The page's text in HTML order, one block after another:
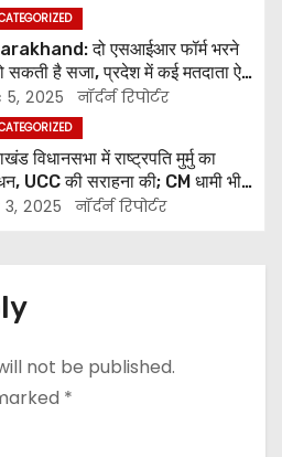
दो एसआईआर फॉर्म भरने
सकती है सजा, प्रदेश में कई मतदाता ऐसे
वोट गांव और शहर दोनों जगह
5, 2025 नॉर्दर्न रिपोर्टर
विधानसभा में राष्ट्रपति मुर्मु का
UCC की सराहना की; CM धामी भी
3, 2025 नॉर्दर्न रिपोर्टर
not be published.
*